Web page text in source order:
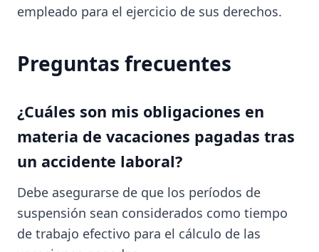
empleado para el ejercicio de sus derechos.
Preguntas frecuentes
¿Cuáles son mis obligaciones en
materia de vacaciones pagadas tras
un accidente laboral?
Debe asegurarse de que los períodos de
suspensión sean considerados como tiempo
de trabajo efectivo para el cálculo de las